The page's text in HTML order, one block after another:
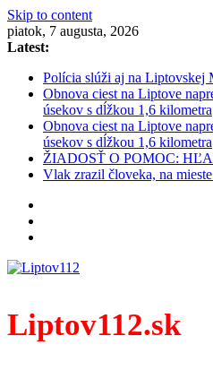
Skip to content
piatok, 7 augusta, 2026
Latest:
Polícia slúži aj na Liptovskej
Obnova ciest na Liptove
úsekov s dĺžkou 1,6 kilometra
Obnova ciest na Liptove
úsekov s dĺžkou 1,6 kilometra
ŽIADOSŤ O POMOC:
Vlak zrazil človeka, na
Liptov112.sk